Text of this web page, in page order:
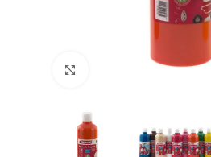
Büyütmek için tıklayın